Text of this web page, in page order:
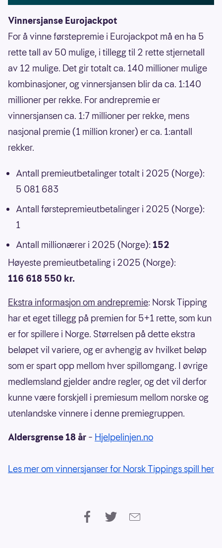
Vinnersjanse Eurojackpot
For å vinne førstepremie i Eurojackpot må en ha 5
rette tall av 50 mulige, i tillegg til 2 rette stjernetall
av 12 mulige. Det gir totalt ca. 140 millioner mulige
kombinasjoner, og vinnersjansen blir da ca. 1:140
millioner per rekke. For andrepremie er
vinnersjansen ca. 1:7 millioner per rekke, mens
nasjonal premie (1 million kroner) er ca. 1:antall
rekker.
Antall premieutbetalinger totalt i 2025 (Norge):
5 081 683
Antall førstepremieutbetalinger i 2025 (Norge):
1
Antall millionærer i 2025 (Norge): 152
Høyeste premieutbetaling i 2025 (Norge):
116 618 550 kr.
Ekstra informasjon om andrepremie: Norsk Tipping
har et eget tillegg på premien for 5+1 rette, som kun
er for spillere i Norge. Størrelsen på dette ekstra
beløpet vil variere, og er avhengig av hvilket beløp
som er spart opp mellom hver spillomgang. I øvrige
medlemsland gjelder andre regler, og det vil derfor
kunne være forskjell i premiesum mellom norske og
utenlandske vinnere i denne premiegruppen.
Aldersgrense 18 år – Hjelpelinjen.no
Les mer om vinnersjanser for Norsk Tippings spill her